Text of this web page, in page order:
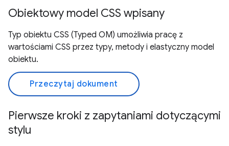
Obiektowy model CSS wpisany
Typ obiektu CSS (Typed OM) umożliwia pracę z
wartościami CSS przez typy, metody i elastyczny model
obiektu.
Przeczytaj dokument
Pierwsze kroki z zapytaniami dotyczącymi
stylu